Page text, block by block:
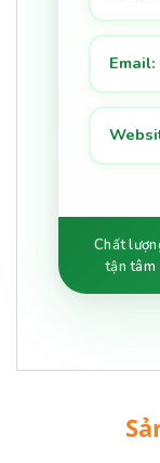
Email:
Chất
tận tâm